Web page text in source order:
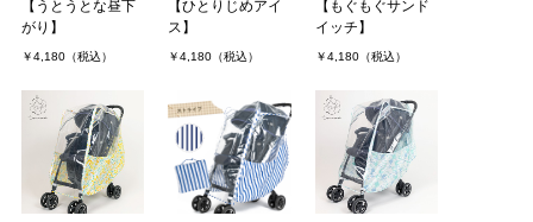
【うとうとな昼下
がり】
￥4,180（税込）
【ひとりじめアイ
ス】
￥4,180（税込）
【もぐもぐサンド
イッチ】
￥4,180（税込）